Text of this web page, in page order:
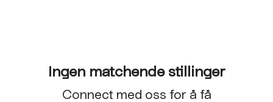
Ingen matchende stillinger
Connect med oss for å få